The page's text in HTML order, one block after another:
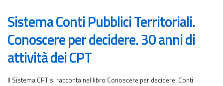
Sistema Conti Pubblici Territoriali.
Conoscere per decidere. 30 anni di
attività dei CPT
Il Sistema CPT si racconta nel libro Conoscere per decidere. Conti